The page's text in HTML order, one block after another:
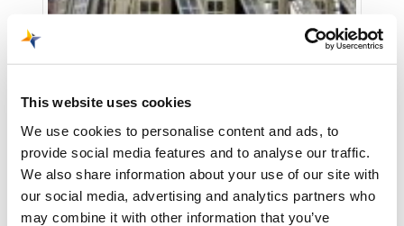
This website uses cookies
We use cookies to personalise content and ads, to
provide social media features and to analyse our traffic.
We also share information about your use of our site with
our social media, advertising and analytics partners who
may combine it with other information that you’ve